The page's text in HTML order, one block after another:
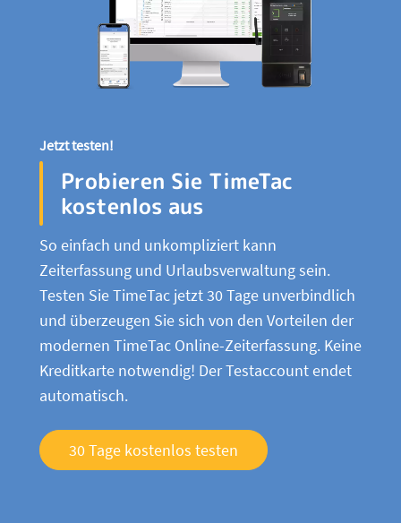
Jetzt testen!
Probieren Sie TimeTac
kostenlos aus
So einfach und unkompliziert kann
Zeiterfassung und Urlaubsverwaltung sein.
Testen Sie TimeTac jetzt 30 Tage unverbindlich
und überzeugen Sie sich von den Vorteilen der
modernen TimeTac Online-Zeiterfassung. Keine
Kreditkarte notwendig! Der Testaccount endet
automatisch.
30 Tage kostenlos testen